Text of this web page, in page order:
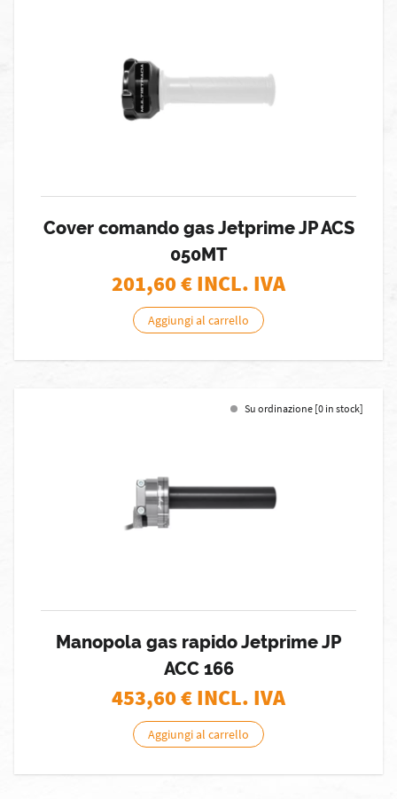
Cover comando gas Jetprime JP ACS
050MT
201,60€ INCL. IVA
Aggiungi al carrello
Su ordinazione [0 in stock]
Manopola gas rapido Jetprime JP
ACC 166
453,60€ INCL. IVA
Aggiungi al carrello